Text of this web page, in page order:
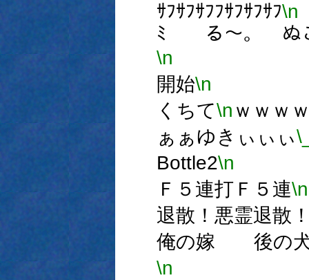
ｻﾌｻﾌｻﾌﾌｻﾌｻﾌｻﾌ\n
ﾐ る～。 ぬ
\n
開始\n
くちて\n ｗ
ぁぁゆきぃぃぃ
Bottle2\n
Ｆ５連打Ｆ５連\n
退散！悪霊退散
俺の嫁 後の犬
\n